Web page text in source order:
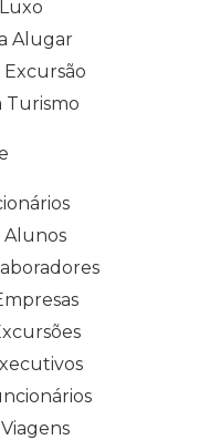
Alugar
Turismo
Alunos